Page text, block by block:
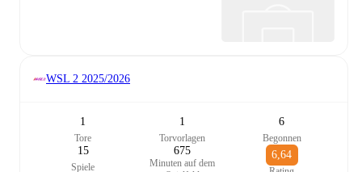
WSL 2 2025/2026
1
Tore
1
Torvorlagen
6
Begonnen
15
Spiele
675
Minuten auf dem
6,64